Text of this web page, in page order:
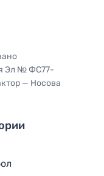
Эл № ФС77-
— Носова